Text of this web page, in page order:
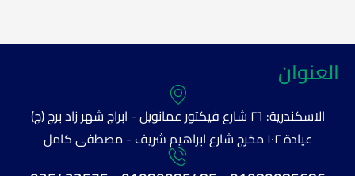
العنوان
الاسكندرية: ٢٦ شارع فيكتور عمانويل - ابراج شهر زاد برج (ج)
عيادة ١٠٢ مخرج شارع ابراهيم شريف - مصطفى كامل